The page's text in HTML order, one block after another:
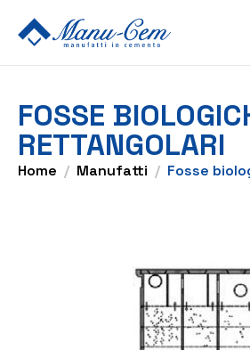
FOSSE
RETTANGOLARI
Home Manufatti Fosse